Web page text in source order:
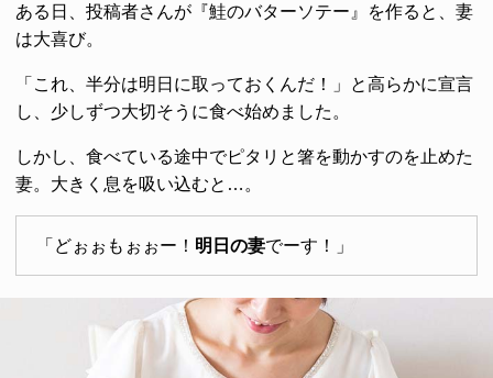
ある日、投稿者さんが『鮭のバターソテー』を作ると、妻
は大喜び。
「これ、半分は明日に取っておくんだ！」と高らかに宣言
し、少しずつ大切そうに食べ始めました。
しかし、食べている途中でピタリと箸を動かすのを止めた
妻。大きく息を吸い込むと…。
「どぉぉもぉぉー！ 明日の妻でーす！」